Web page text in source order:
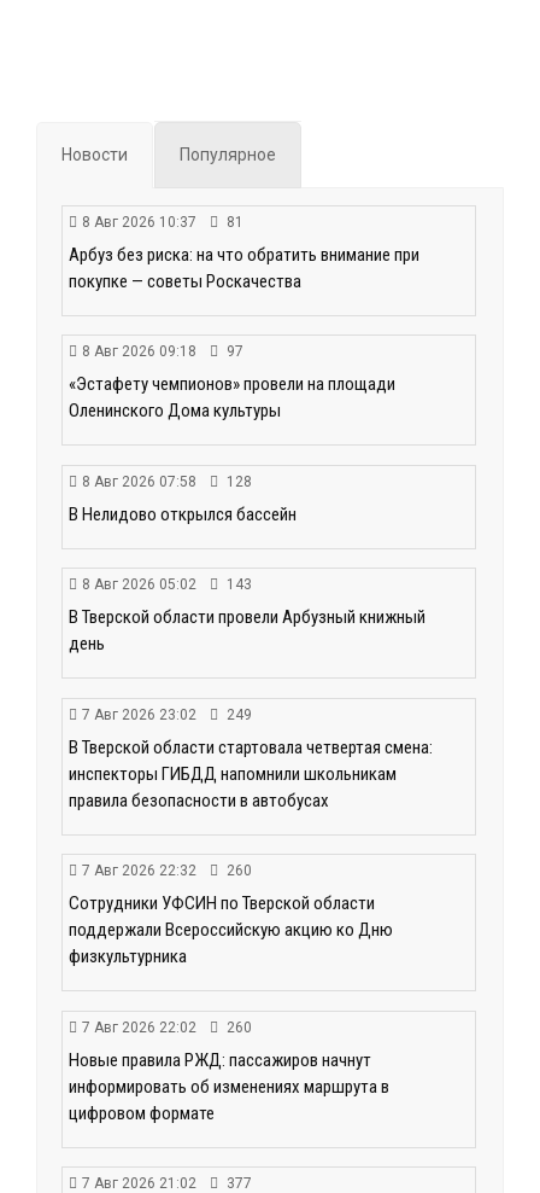
Новости Популярное
8 Авг 2026 10:37 81
Арбуз без риска: на что обратить внимание при
покупке — советы Роскачества
8 Авг 2026 09:18 97
«Эстафету чемпионов» провели на площади
Оленинского Дома культуры
8 Авг 2026 07:58 128
В Нелидово открылся бассейн
8 Авг 2026 05:02 143
В Тверской области провели Арбузный книжный
день
7 Авг 2026 23:02 249
В Тверской области стартовала четвертая смена:
инспекторы ГИБДД напомнили школьникам
правила безопасности в автобусах
7 Авг 2026 22:32 260
Сотрудники УФСИН по Тверской области
поддержали Всероссийскую акцию ко Дню
физкультурника
7 Авг 2026 22:02 260
Новые правила РЖД: пассажиров начнут
информировать об изменениях маршрута в
цифровом формате
7 Авг 2026 21:02 377